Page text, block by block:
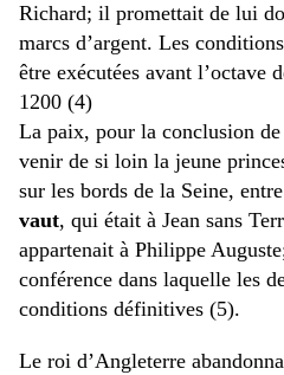
Richard; il promettait de lui
marcs d’argent. Les
être exécutées avant l’octave
1200 (4)
La paix, pour la conclusion
venir de si loin la jeune
sur les bords de la Seine,
vaut, qui était à Jean sans
appartenait à Philippe
conférence dans laquelle les
conditions définitives (5).
Le roi d’Angleterre